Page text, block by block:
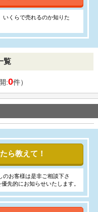
いくらで売れるのか知りた
覧
:0件）
ら教えて！
のお客様は是非ご相談下さ
先的にお知らせいたします。